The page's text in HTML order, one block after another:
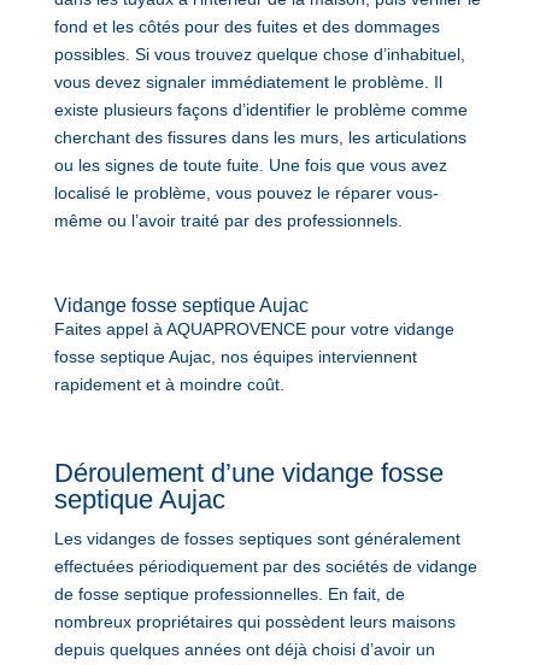
fond et les côtés pour des fuites et des dommages
possibles. Si vous trouvez quelque chose d’inhabituel,
vous devez signaler immédiatement le problème. Il
existe plusieurs façons d’identifier le problème comme
cherchant des fissures dans les murs, les articulations
ou les signes de toute fuite. Une fois que vous avez
localisé le problème, vous pouvez le réparer vous-
même ou l’avoir traité par des professionnels.
Vidange fosse septique Aujac
Faites appel à AQUAPROVENCE pour votre vidange
fosse septique Aujac, nos équipes interviennent
rapidement et à moindre coût.
Déroulement d’une vidange fosse
septique Aujac
Les vidanges de fosses septiques sont généralement
effectuées périodiquement par des sociétés de vidange
de fosse septique professionnelles. En fait, de
nombreux propriétaires qui possèdent leurs maisons
depuis quelques années ont déjà choisi d’avoir un